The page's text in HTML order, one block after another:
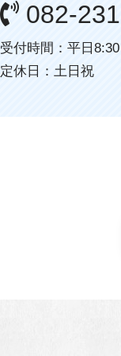
082-
受付時間：平日
定休日：土日祝